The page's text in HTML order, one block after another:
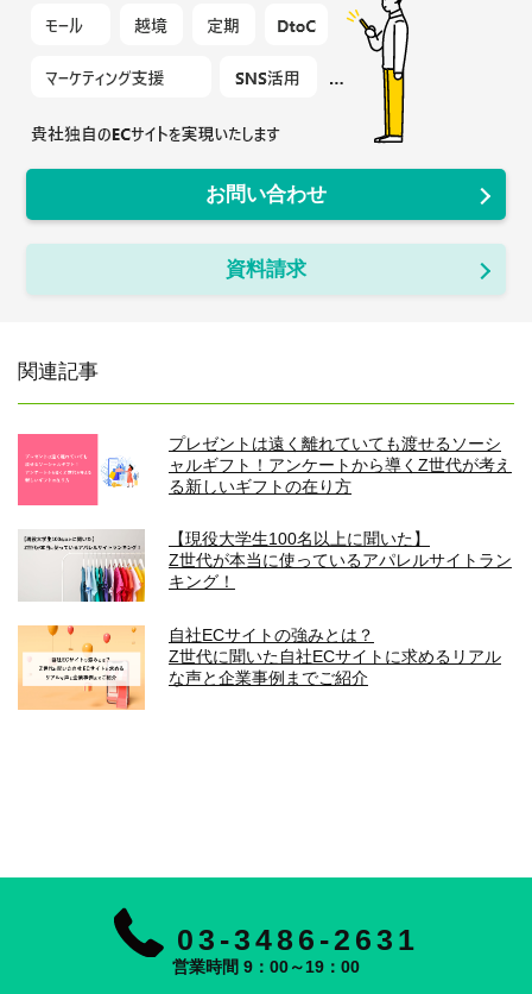
お問い合わせ
資料請求
関連記事
プレゼントは遠く離れていても渡せるソーシ
ャルギフト！アンケートから導くZ世代が考え
る新しいギフトの在り方
【現役大学生100名以上に聞いた】
Z世代が本当に使っているアパレルサイトラン
キング！
自社ECサイトの強みとは？
Z世代に聞いた自社ECサイトに求めるリアル
な声と企業事例までご紹介
03-3486-2631
営業時間 9：00～19：00